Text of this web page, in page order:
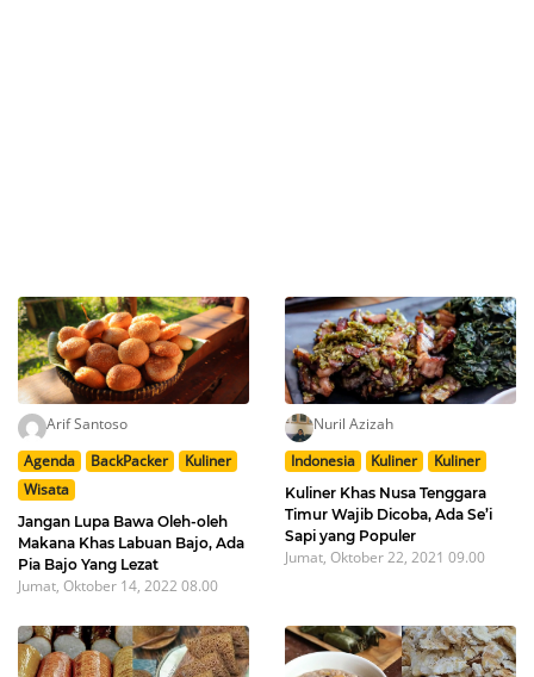
Arif Santoso
Agenda
BackPacker
Kuliner
Wisata
Jangan Lupa Bawa Oleh-oleh
Makana Khas Labuan Bajo, Ada
Pia Bajo Yang Lezat
Jumat, Oktober 14, 2022 08.00
Nuril Azizah
Indonesia
Kuliner Kuliner
Kuliner Khas Nusa Tenggara
Timur Wajib Dicoba, Ada Se’i
Sapi yang Populer
Jumat, Oktober 22, 2021 09.00